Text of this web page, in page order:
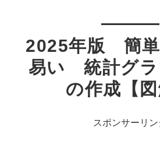
2025年版 簡
易い 統計グラ
の作成【図
スポンサーリン